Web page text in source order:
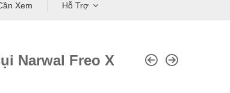
Xem Hỗ Trợ
Narwal Freo X